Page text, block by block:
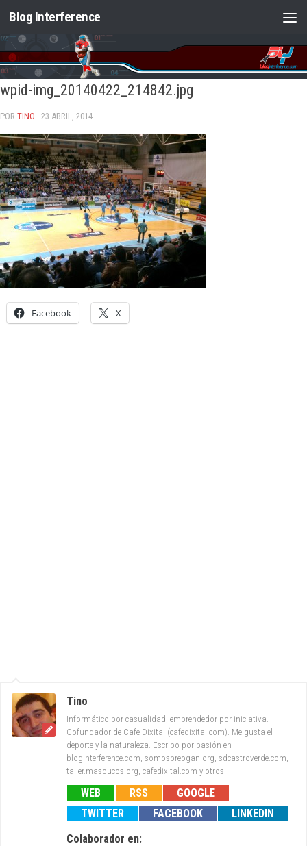
Saltar al contenido
Blog Interference
wpid-img_20140422_214842.jpg
POR TINO · 23 ABRIL, 2014
Facebook X
Tino
Informático por casualidad, emprendedor por iniciativa.
Cofundador de Cafe Dixital (cafedixital.com). Me gusta el
deporte y la naturaleza. Escribo por pasión en
bloginterference.com, somosbreogan.org, sdcastroverde.com,
taller.masoucos.org, cafedixital.com y otros
WEB RSS
GOOGLE
TWITTER
FACEBOOK
LINKEDIN
Colaborador en: